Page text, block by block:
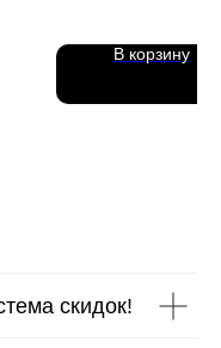
В корзину
скидок!